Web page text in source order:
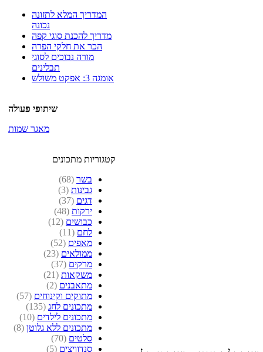
המדריך המלא לתזונה
נכונה
מדריך להכנת סוגי קפה
הכר את חלקי הפרה
מורה נבוכים לסוגי
תבלינים
אומגה 3: אפקט משולש
שיתופי פעולה
מאגר שמות
קטגוריות מתכונים
בשר (68)
גבינות (3)
דגים (37)
ירקות (48)
כבושים (12)
לחם (11)
מאפים (52)
ממולאים (23)
מרקים (37)
משקאות (21)
מתאבנים (2)
מתוקים וקינוחים (57)
מתכונים לחג (135)
מתכונים לילדים (10)
מתכונים ללא גלוטן (8)
סלטים (70)
סנדוויצים (5)